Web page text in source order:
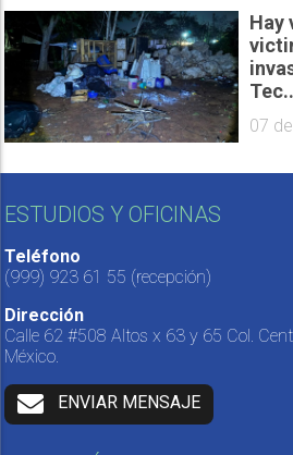
Hay
07
ESTUDIOS Y OFICINAS
Teléfono
(999) 923 61 55 (recepción)
Dirección
Calle 62 #508 Altos x 63 y 65 Col.
México.
ENVIAR MENSAJE